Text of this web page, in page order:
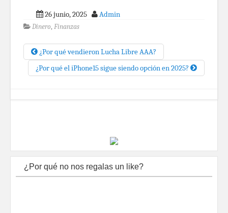
26 junio, 2025 Admin
Dinero, Finanzas
¿Por qué vendieron Lucha Libre AAA?
¿Por qué el iPhone15 sigue siendo opción en 2025?
¿Por qué no nos regalas un like?